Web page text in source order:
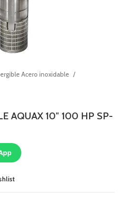
Acero inoxidable
AQUAX 10″ 100 HP SP-